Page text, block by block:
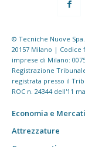
© Tecniche Nuove
20157 Milano | Codice
imprese di Milano:
Registrazione
registrata presso il
ROC n. 24344 dell'11
Economia e Mercati
Attrezzature